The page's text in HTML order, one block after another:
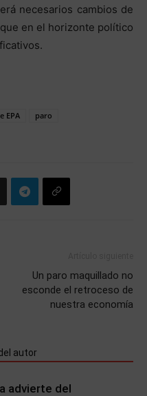
necesarios cambios de
en el horizonte político
EPA
paro
Un paro maquillado no
esconde el retroceso de
nuestra economía
autor
advierte del